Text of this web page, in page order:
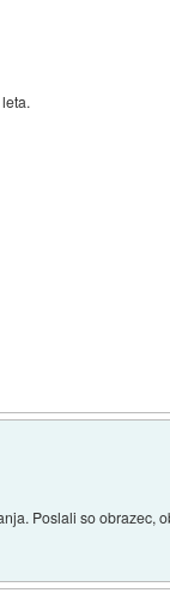
Poslali so obrazec,